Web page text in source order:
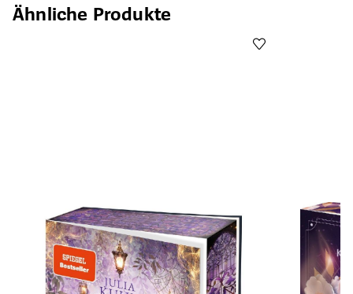
Produktgalerie überspringen
Ähnliche Produkte